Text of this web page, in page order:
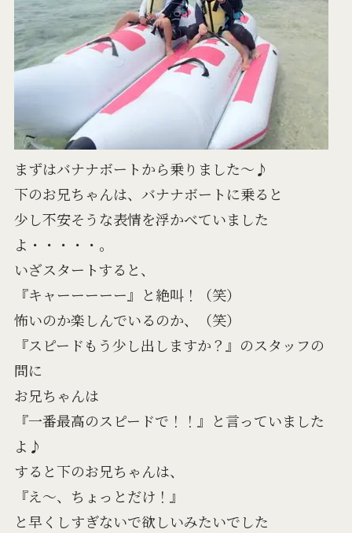
まずはバナナボートから乗りました～♪
下のお兄ちゃんは、バナナボートに乗ると
少し不安そうな表情を浮かべていました
よ・・・・・。
いざスタートすると、
『キャーーーーー』と絶叫！（笑）
怖いのか楽しんでいるのか、（笑）
『スピードもう少し出しますか？』のスタッフの
問に
お兄ちゃんは
『一番最高のスピードで！！』と言っていました
よ♪
すると下のお兄ちゃんは、
『え～、ちょっとだけ！』
と早くしすぎないで欲しいみたいでした